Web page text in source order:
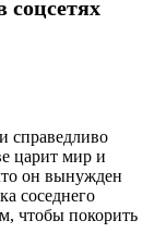
соцсетях
справедливо
царит мир и
он вынужден
соседнего
чтобы покорить